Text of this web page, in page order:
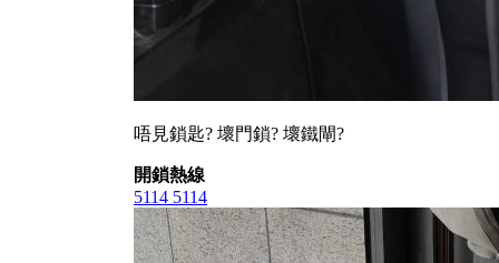
唔見鎖匙? 壞門鎖? 壞鐵閘?
開鎖熱線
5114 5114